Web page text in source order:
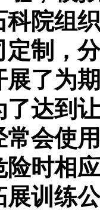
科院组
制，
了为
达到
会使
时相
展训练